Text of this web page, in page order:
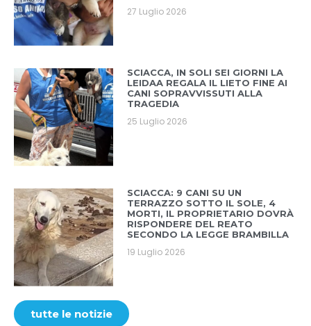
27 Luglio 2026
SCIACCA, IN SOLI SEI GIORNI LA
LEIDAA REGALA IL LIETO FINE AI
CANI SOPRAVVISSUTI ALLA
TRAGEDIA
25 Luglio 2026
SCIACCA: 9 CANI SU UN
TERRAZZO SOTTO IL SOLE, 4
MORTI, IL PROPRIETARIO DOVRÀ
RISPONDERE DEL REATO
SECONDO LA LEGGE BRAMBILLA
19 Luglio 2026
tutte le notizie